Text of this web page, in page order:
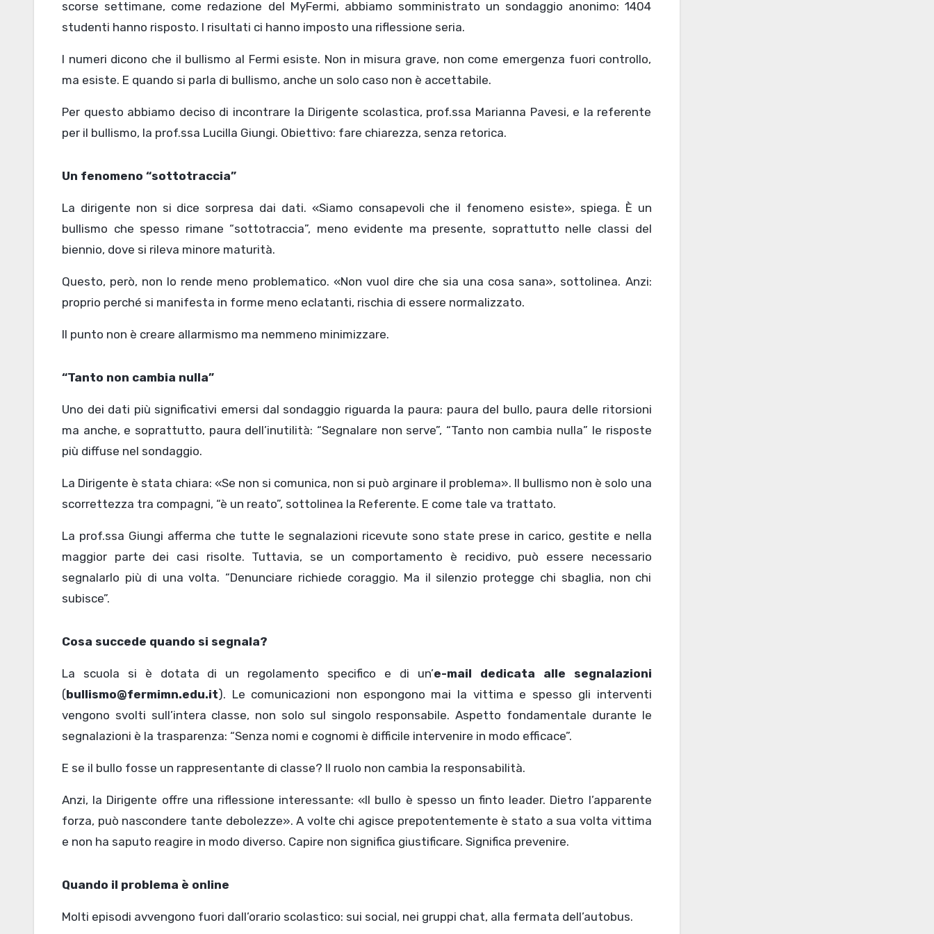
scorse settimane, come redazione del MyFermi, abbiamo somministrato un sondaggio anonimo: 1404
studenti hanno risposto. I risultati ci hanno imposto una riflessione seria.
I numeri dicono che il bullismo al Fermi esiste. Non in misura grave, non come emergenza fuori controllo,
ma esiste. E quando si parla di bullismo, anche un solo caso non è accettabile.
Per questo abbiamo deciso di incontrare la Dirigente scolastica, prof.ssa Marianna Pavesi, e la referente
per il bullismo, la prof.ssa Lucilla Giungi. Obiettivo: fare chiarezza, senza retorica.
Un fenomeno “sottotraccia”
La dirigente non si dice sorpresa dai dati. «Siamo consapevoli che il fenomeno esiste», spiega. È un
bullismo che spesso rimane “sottotraccia”, meno evidente ma presente, soprattutto nelle classi del
biennio, dove si rileva minore maturità.
Questo, però, non lo rende meno problematico. «Non vuol dire che sia una cosa sana», sottolinea. Anzi:
proprio perché si manifesta in forme meno eclatanti, rischia di essere normalizzato.
Il punto non è creare allarmismo ma nemmeno minimizzare.
“Tanto non cambia nulla”
Uno dei dati più significativi emersi dal sondaggio riguarda la paura: paura del bullo, paura delle ritorsioni
ma anche, e soprattutto, paura dell’inutilità: “Segnalare non serve”, “Tanto non cambia nulla” le risposte
più diffuse nel sondaggio.
La Dirigente è stata chiara: «Se non si comunica, non si può arginare il problema». Il bullismo non è solo una
scorrettezza tra compagni, “è un reato”, sottolinea la Referente. E come tale va trattato.
La prof.ssa Giungi afferma che tutte le segnalazioni ricevute sono state prese in carico, gestite e nella
maggior parte dei casi risolte. Tuttavia, se un comportamento è recidivo, può essere necessario
segnalarlo più di una volta. “Denunciare richiede coraggio. Ma il silenzio protegge chi sbaglia, non chi
subisce”.
Cosa succede quando si segnala?
La scuola si è dotata di un regolamento specifico e di un’e-mail dedicata alle segnalazioni
(bullismo@fermimn.edu.it). Le comunicazioni non espongono mai la vittima e spesso gli interventi
vengono svolti sull’intera classe, non solo sul singolo responsabile. Aspetto fondamentale durante le
segnalazioni è la trasparenza: “Senza nomi e cognomi è difficile intervenire in modo efficace”.
E se il bullo fosse un rappresentante di classe? Il ruolo non cambia la responsabilità.
Anzi, la Dirigente offre una riflessione interessante: «Il bullo è spesso un finto leader. Dietro l’apparente
forza, può nascondere tante debolezze». A volte chi agisce prepotentemente è stato a sua volta vittima
e non ha saputo reagire in modo diverso. Capire non significa giustificare. Significa prevenire.
Quando il problema è online
Molti episodi avvengono fuori dall’orario scolastico: sui social, nei gruppi chat, alla fermata dell’autobus.